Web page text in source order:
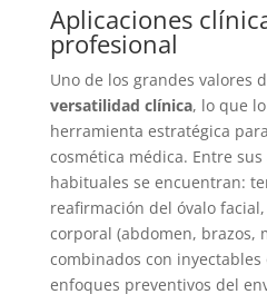
Aplicaciones
profesional
Uno de los grandes valores
versatilidad clínica, lo que
herramienta estratégica
cosmética médica. Entre
habituales se encuentran:
reafirmación del óvalo
corporal (abdomen, brazos,
combinados con
enfoques preventivos del